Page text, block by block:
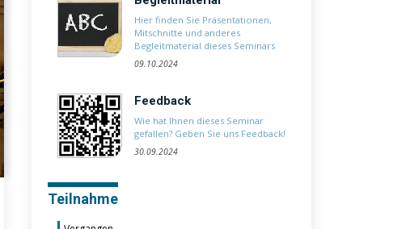
Hier finden Sie Präsentationen,
Mitschnitte und anderes
Begleitmaterial dieses Seminars
09.10.2024
Feedback
Wie hat Ihnen dieses Seminar
gefallen? Geben Sie uns Feedback!
30.09.2024
Teilnahme